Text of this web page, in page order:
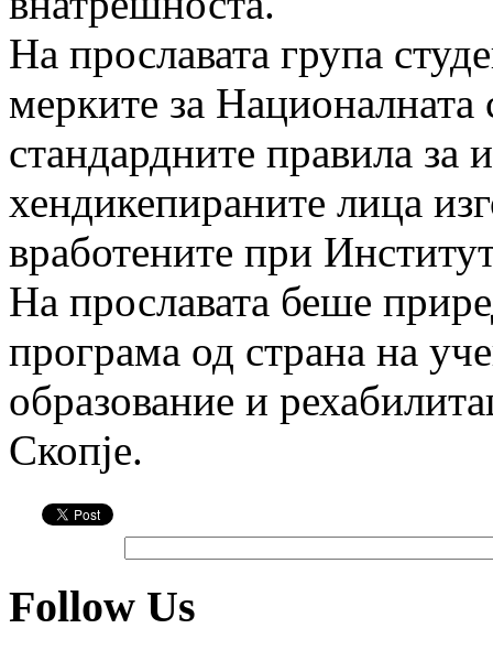
На прославата група
мерките за Националната
стандардните правила за
хендикепираните лица
вработените при
На прославата беше
програма од страна на
образование и
Скопје.
Follow Us